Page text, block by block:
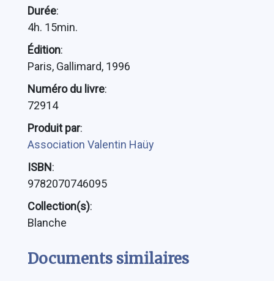
Durée:
4h. 15min.
Édition:
Paris, Gallimard, 1996
Numéro du livre:
72914
Produit par:
Association Valentin Haüy
ISBN:
9782070746095
Collection(s):
Blanche
Documents similaires